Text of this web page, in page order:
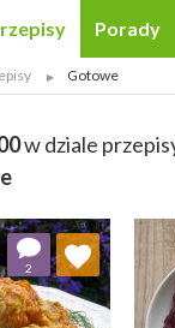
Porady
Gotowe
w dziale
2
listę: